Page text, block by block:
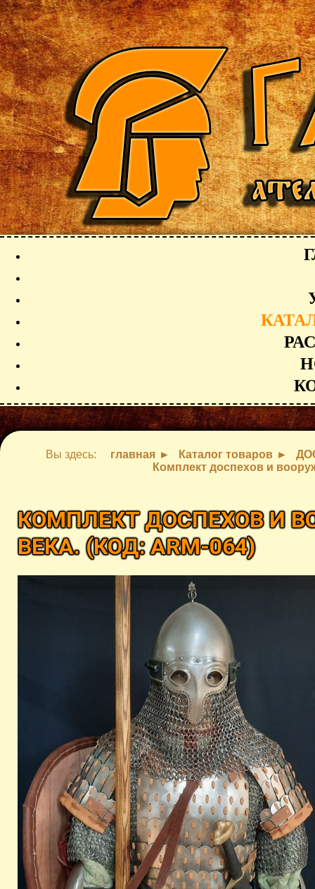
Вы здесь: главная Каталог товаров
Комплект доспехов и
КОМПЛЕКТ ДОСПЕХОВ И
ВЕКА.(КОД:ARM-064)